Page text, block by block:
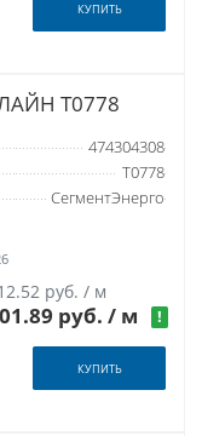
КУПИТЬ
Т0778
474304308
Т0778
СегментЭнерго
руб. / м
руб./ м !
КУПИТЬ